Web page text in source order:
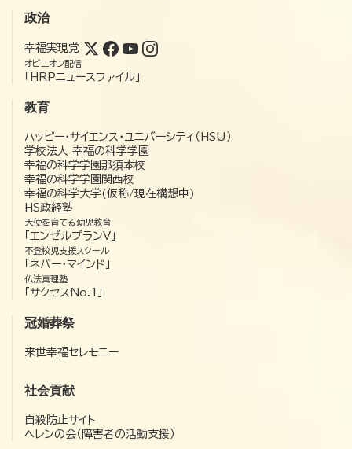
政治
幸福実現党
オピニオン配信
「HRPニュースファイル」
教育
ハッピー・サイエンス・ユニバーシティ（HSU）
学校法人 幸福の科学学園
幸福の科学学園那須本校
幸福の科学学園関西校
幸福の科学大学(仮称/現在構想中)
HS政経塾
天使を育てる幼児教育
「エンゼルプランV」
不登校児支援スクール
「ネバー・マインド」
仏法真理塾
「サクセスNo.1」
冠婚葬祭
来世幸福セレモニー
社会貢献
自殺防止サイト
ヘレンの会（障害者の活動支援）